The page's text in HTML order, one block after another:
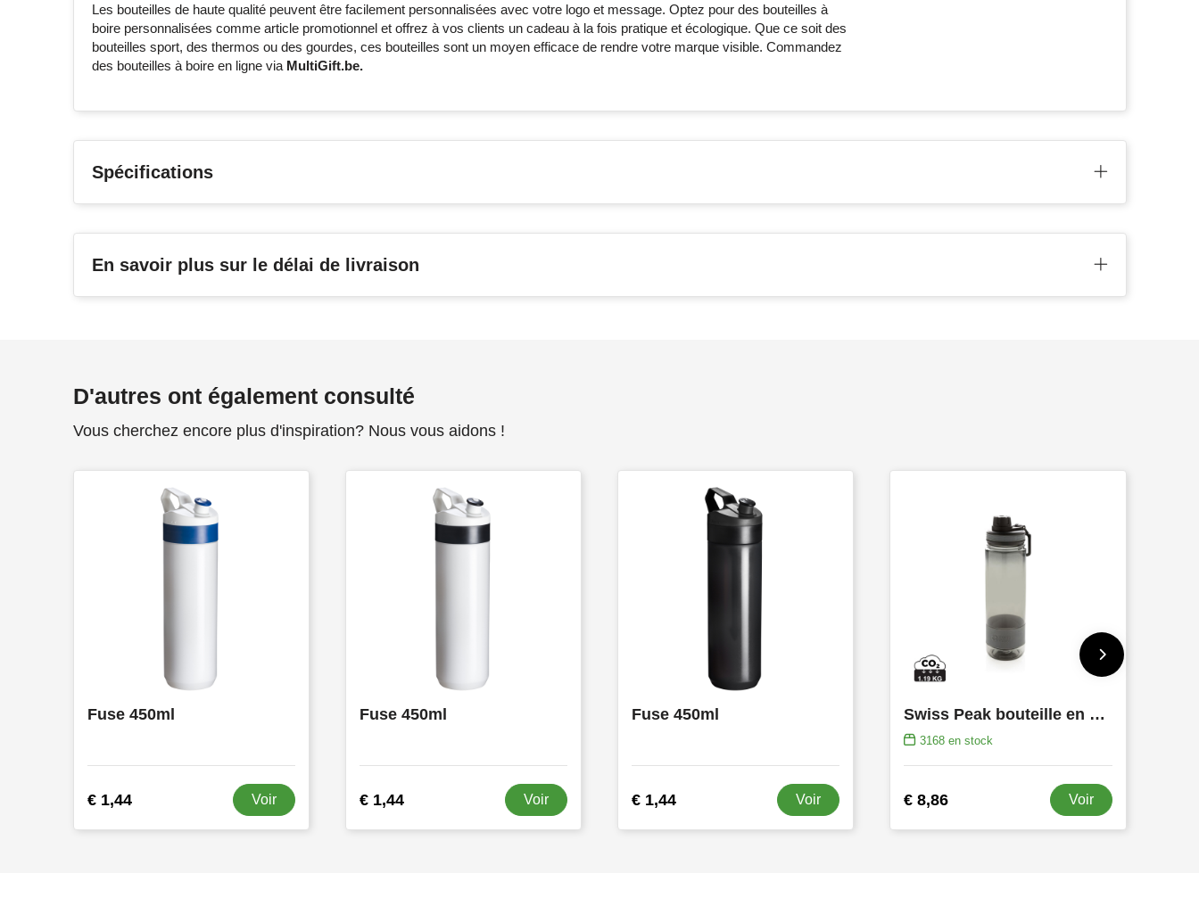
Les bouteilles de haute qualité peuvent être facilement personnalisées avec votre logo et message. Optez pour des bouteilles à
boire personnalisées comme article promotionnel et offrez à vos clients un cadeau à la fois pratique et écologique. Que ce soit des
bouteilles sport, des thermos ou des gourdes, ces bouteilles sont un moyen efficace de rendre votre marque visible. Commandez
des bouteilles à boire en ligne via MultiGift.be.
Spécifications
En savoir plus sur le délai de livraison
D'autres ont également consulté
Vous cherchez encore plus d'inspiration? Nous vous aidons !
Fuse 450ml
€ 1,44 Voir
Fuse 450ml
€ 1,44 Voir
Fuse 450ml
€ 1,44 Voir
Swiss Peak bouteille en Tritan
3168 en stock
€ 8,86 Voir